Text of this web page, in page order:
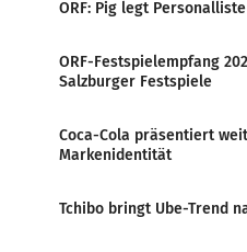
ORF: Pig legt
ORF-Festspielempfang
Salzburger Festspiele
Coca-Cola präsentiert
Markenidentität
Tchibo bringt Ube-Trend